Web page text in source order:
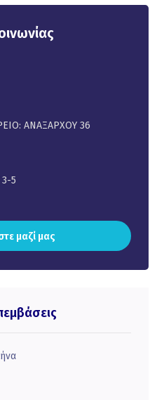
ΑΝΑΞΑΡΧΟΥ 36
5
μαζί μας